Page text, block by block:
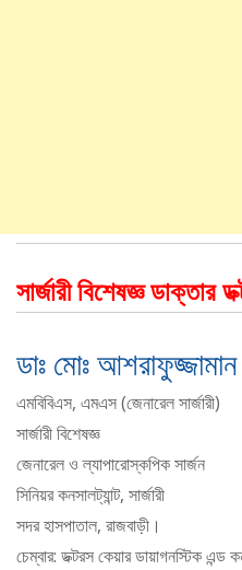
সার্জারী বিশেষজ্ঞ ডাক্তার
ডাঃ মোঃ আশরাফুজ্জামান
এমবিবিএস, এমএস (জেনারেল সার্জারী)
সার্জারী বিশেষজ্ঞ
জেনারেল ও ল্যাপারোস্কপিক সার্জন
সিনিয়র কনসালট্যান্ট, সার্জারী
সদর হাসপাতাল, রাজবাড়ী।
চেম্বার: ডক্টরস কেয়ার ডায়াগনস্টিক এন্ড